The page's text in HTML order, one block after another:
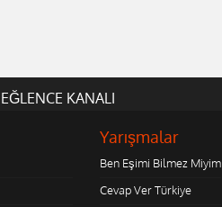
KANALI
Yarışmalar
Ben Eşimi Bilmez Miyim
Cevap Ver Türkiye